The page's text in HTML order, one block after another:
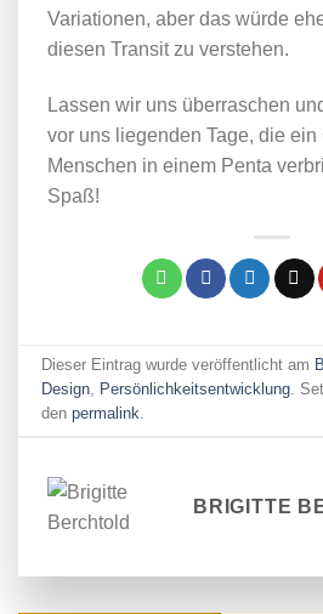
Variationen, aber das würde
diesen Transit zu verstehen.
Lassen wir uns überraschen
vor uns liegenden Tage, die ein
Menschen in einem Penta
Spaß!
Dieser Eintrag wurde veröffentlicht am
Design
Persönlichkeitsentwicklung .
denpermalink
BRIGITTE